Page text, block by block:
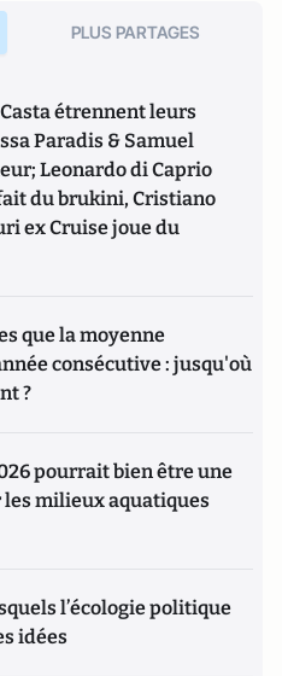
PLUS PARTAGES
étrennent leurs
Paradis & Samuel
Leonardo di Caprio
du brukini, Cristiano
ex Cruise joue du
que la moyenne
consécutive : jusqu'où
?
pourrait bien être une
milieux aquatiques
l’écologie politique
idées